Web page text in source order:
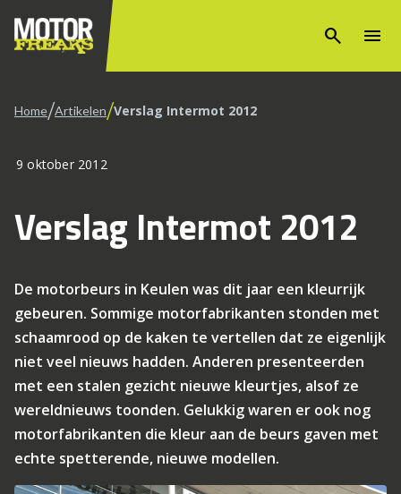
search menu
Home/Artikelen/Verslag Intermot 2012
9 oktober 2012
Verslag Intermot 2012
De motorbeurs in Keulen was dit jaar een kleurrijk
gebeuren. Sommige motorfabrikanten stonden met
schaamrood op de kaken te vertellen dat ze eigenlijk
niet veel nieuws hadden. Anderen presenteerden
met een stalen gezicht nieuwe kleurtjes, alsof ze
wereldnieuws toonden. Gelukkig waren er ook nog
motorfabrikanten die kleur aan de beurs gaven met
echte spetterende, nieuwe modellen.